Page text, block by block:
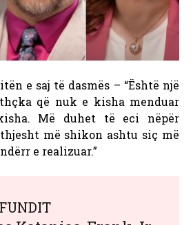
e saj të dasmës – “Është një
që nuk e kisha menduar
Më duhet të eci nëpër
më shikon ashtu siç më
e realizuar.”